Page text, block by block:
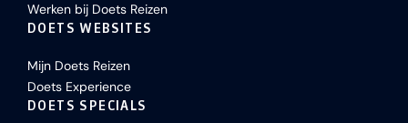
Werken bij Doets Reizen
DOETS WEBSITES
Mijn Doets Reizen
Doets Experience
DOETS SPECIALS